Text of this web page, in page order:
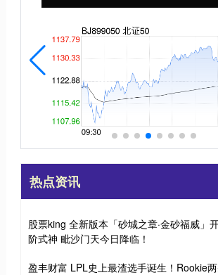
热点资讯
股票king 全新版本「砂城之章·金砂福威」
阶式神 毗沙门天今日降临！
盈丰财富 LPL史上最渣选手诞生！Rookie